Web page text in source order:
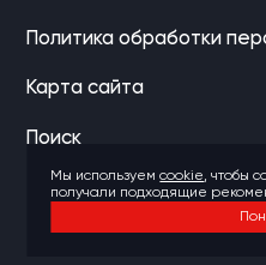
Политика обработки
Карта сайта
Поиск
Мы используемcookie, чтобы
получали подходящие